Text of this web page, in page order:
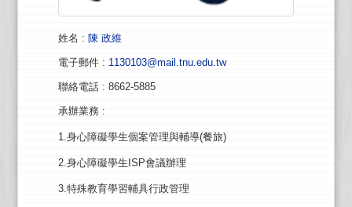
姓名 : 陳 政維
電子郵件 : 1130103@mail.tnu.edu.tw
聯絡電話 : 8662-5885
承辦業務 :
1.身心障礙學生個案管理與輔導(餐旅)
2.身心障礙學生ISP會議辦理
3.特殊教育學習輔具行政管理